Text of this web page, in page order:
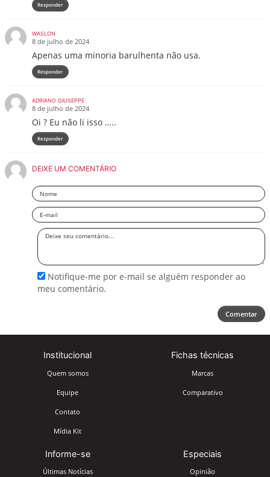
Responder
WASLON
8 de julho de 2024
Apenas uma minoria barulhenta não usa.
Responder
ADRIANO GIUSEPPE
8 de julho de 2024
Oi ? Eu não li isso …..
Responder
DEIXE UM COMENTÁRIO
Nome
Email
Deixe
Notifique-me por e-mail se alguém responder ao
meu comentário.
Comentar
Institucional
Quem somos
Equipe
Contato
Mídia Kit
Fichas técnicas
Marcas
Comparativo
Informe-se
Últimas Notícias
Especiais
Opinião